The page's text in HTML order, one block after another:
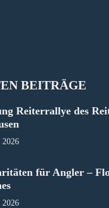
BEITRÄGE
Reiterrallye des
2026
für Angler –
2026